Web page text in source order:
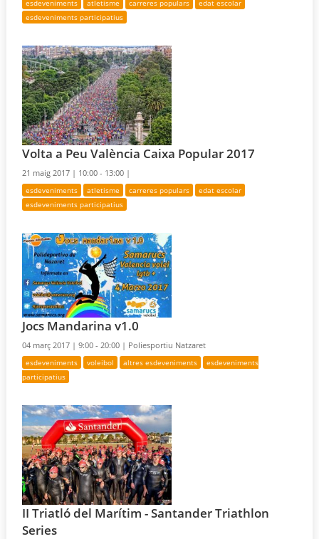
esdeveniments atletisme carreres populars
edat escolar
esdeveniments participatius
Volta a Peu València Caixa Popular 2017
21 maig 2017 | 10:00 - 13:00 |
esdeveniments atletisme carreres populars
edat escolar
esdeveniments participatius
Jocs Mandarina v1.0
04 març 2017 |9:00 - 20:00 | Poliesportiu Natzaret
esdeveniments voleibol altres esdeveniments
esdeveniments
participatius
II Triatló del Marítim - Santander Triathlon
Series